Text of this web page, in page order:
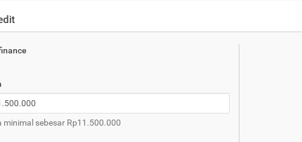
minimal sebesar Rp11.500.000